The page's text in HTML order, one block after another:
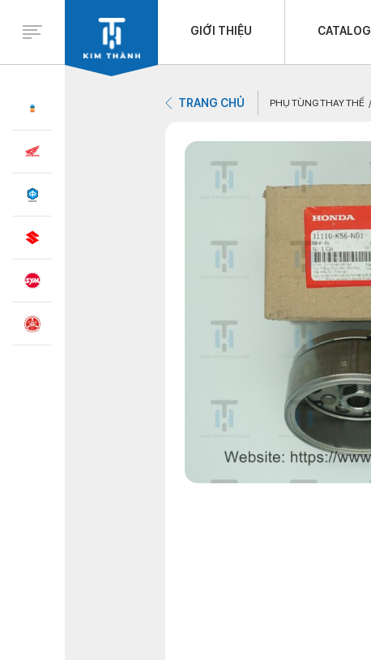
GIỚI THIỆU CATALOG
TRANG CHỦ PHỤ TÙNG THAY THẾ